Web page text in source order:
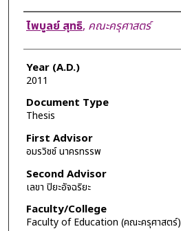
Author
ไพบูลย์ สุทธิ, คณะครุศาสตร์
Year (A.D.)
2011
Document Type
Thesis
First Advisor
อมรวิชช์ นาครทรรพ
Second Advisor
เลขา ปิยะอัจฉริยะ
Faculty/College
Faculty of Education (คณะครุศาสตร์)